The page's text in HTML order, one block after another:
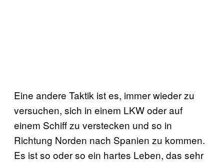
Eine andere Taktik ist es, immer wieder zu
versuchen, sich in einem LKW oder auf
einem Schiff zu verstecken und so in
Richtung Norden nach Spanien zu kommen.
Es ist so oder so ein hartes Leben, das sehr